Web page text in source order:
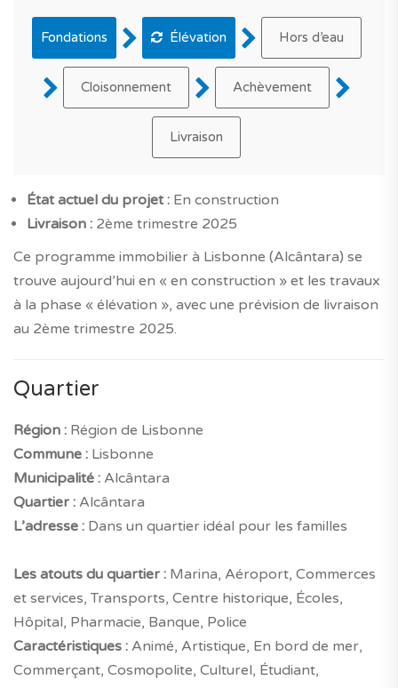
Fondations Élévation Hors d’eau
Cloisonnement Achèvement
Livraison
État actuel du projet : En construction
Livraison : 2ème trimestre 2025
Ce programme immobilier à Lisbonne (Alcântara) se
trouve aujourd’hui en « en construction » et les travaux
à la phase « élévation », avec une prévision de livraison
au 2ème trimestre 2025.
Quartier
Région : Région de Lisbonne
Commune : Lisbonne
Municipalité : Alcântara
Quartier : Alcântara
L’adresse : Dans un quartier idéal pour les familles
Les atouts du quartier : Marina, Aéroport, Commerces
et services, Transports, Centre historique, Écoles,
Hôpital, Pharmacie, Banque, Police
Caractéristiques : Animé, Artistique, En bord de mer,
Commerçant, Cosmopolite, Culturel, Étudiant,